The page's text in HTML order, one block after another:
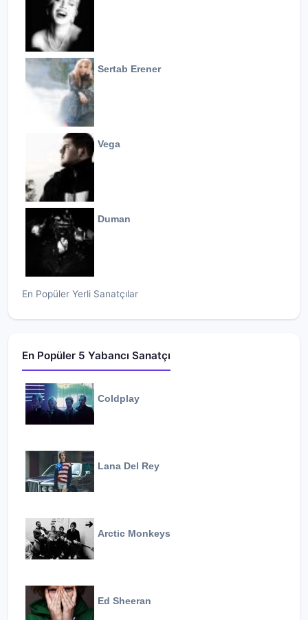
Sertab Erener
Vega
Duman
En Popüler Yerli Sanatçılar
En Popüler 5 Yabancı Sanatçı
Coldplay
Lana Del Rey
Arctic Monkeys
Ed Sheeran